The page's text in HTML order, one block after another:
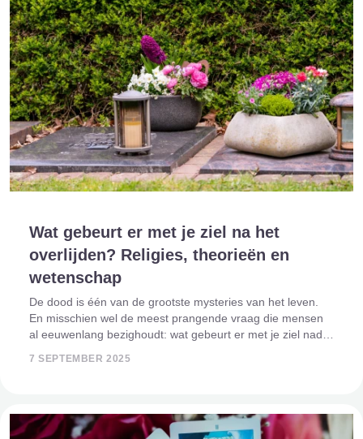
Wat gebeurt er met je ziel na het
overlijden? Religies, theorieën en
wetenschap
De dood is één van de grootste mysteries van het leven.
En misschien wel de meest prangende vraag die mensen
al eeuwenlang bezighoudt: wat gebeurt er met je ziel nadat
7 SEPTEMBER 2025